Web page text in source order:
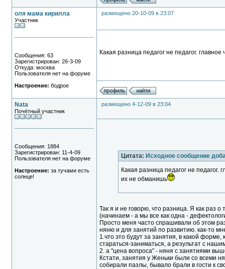
оля мама кирилла
Участник
Сообщения: 63
Зарегистрирован: 26-3-09
Откуда: москва
Пользователя нет на форуме
Настроение: бодрое
размещено 20-10-09 в 23:07
Какая разница педагог не педагог.
Nata
Почётный участник
Сообщения: 1884
Зарегистрирован: 11-4-09
Пользователя нет на форуме
Настроение: за тучами есть
солнце!
размещено 4-12-09 в 23:04
Цитата: Исходное сообщение
Какая разница педагог не
их не обманишь
Так я и не говорю, что разница. Я как раз
(начинаем - а мы все как одна -
Просто меня часто спрашивали об этом
няню и для занятий по развитию. как-то
1.что это будут за занятия, в какой
стараться-заниматься, а результат с
2. а "цена вопроса" - няня с занятиями
Кстати, занятия у Женьки были со всеми
собирали пазлы, бывало брали в гости к